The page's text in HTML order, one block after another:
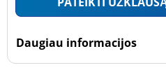
Daugiau informacijos